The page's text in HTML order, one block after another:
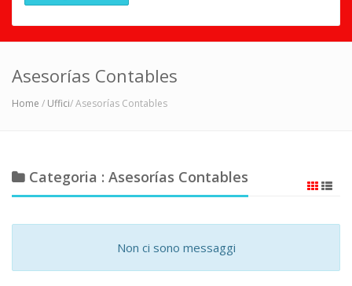
Asesorías Contables
Home / Uffici/ Asesorías Contables
Categoria : Asesorías Contables
Non ci sono messaggi